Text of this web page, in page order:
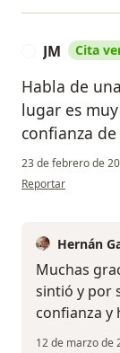
JM Cita
Habla de
lugar es
confianza
23 de febrero de
en opinión del
Reportar
Hernán
Muchas
sintió y por
confianza y
12 de marzo de